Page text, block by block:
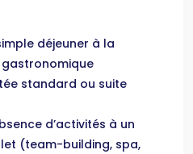
déjeuner à la
standard ou suite
d’activités à un
(team-building, spa,